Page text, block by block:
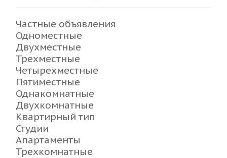
Частные объявления
Одноместные
Двухместные
Трехместные
Четырехместные
Пятиместные
Однакомнатные
Двухкомнатные
Квартирный тип
Студии
Апартаменты
Трехкомнатные